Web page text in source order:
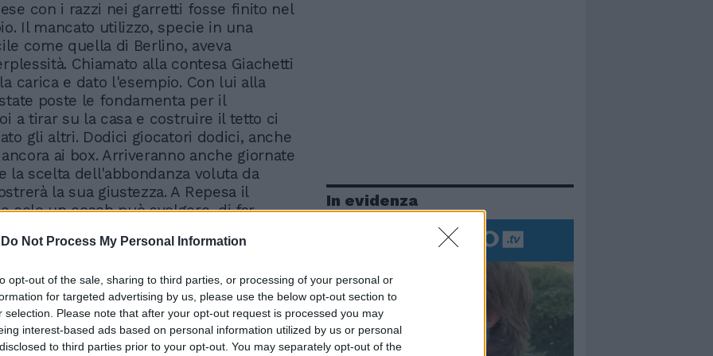
Do Not Process My Personal Information
opt-out of the sale, sharing to third parties, or processing of your personal or
for targeted advertising by us, please use the below opt-out section to
selection. Please note that after your opt-out request is processed you may
interest-based ads based on personal information utilized by us or personal
to third parties prior to your opt-out. You may separately opt-out of the
con i razzi nei garretti fosse finito nel
Il mancato utilizzo, specie in una
come quella di Berlino, aveva
Chiamato alla contesa Giachetti
carica e dato l'esempio. Con lui alla
poste le fondamenta per il
a tirar su la casa e costruire il tetto ci
gli altri. Dodici giocatori dodici, anche
ai box. Arriveranno anche giornate
la scelta dell'abbondanza voluta da
la sua giustezza. A Repesa il
solo un coach può svolgere, di far
In evidenza